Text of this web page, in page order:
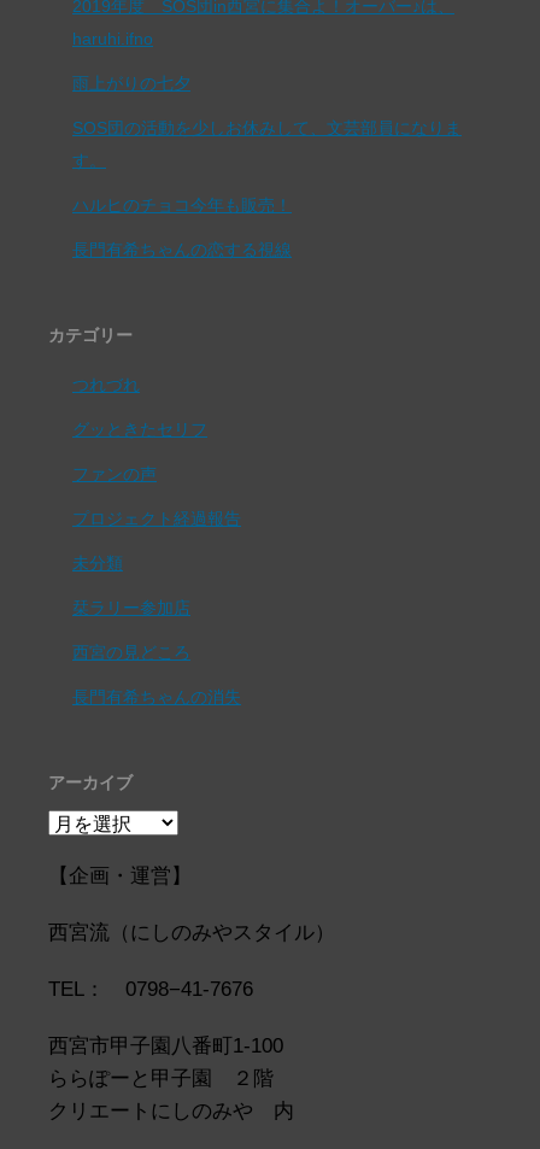
2019年度 SOS団in西宮に集合よ！オーバー♪は、
haruhi.ifno
雨上がりの七夕
SOS団の活動を少しお休みして、文芸部員になりま
す。
ハルヒのチョコ今年も販売！
長門有希ちゃんの恋する視線
カテゴリー
つれづれ
グッときたセリフ
ファンの声
プロジェクト経過報告
未分類
栞ラリー参加店
西宮の見どころ
長門有希ちゃんの消失
アーカイブ
ア
カ
ブ
【企画・運営】
西宮流（にしのみやスタイル）
TEL： 0798−41-7676
西宮市甲子園八番町1-100
ららぽーと甲子園 ２階
クリエートにしのみや 内